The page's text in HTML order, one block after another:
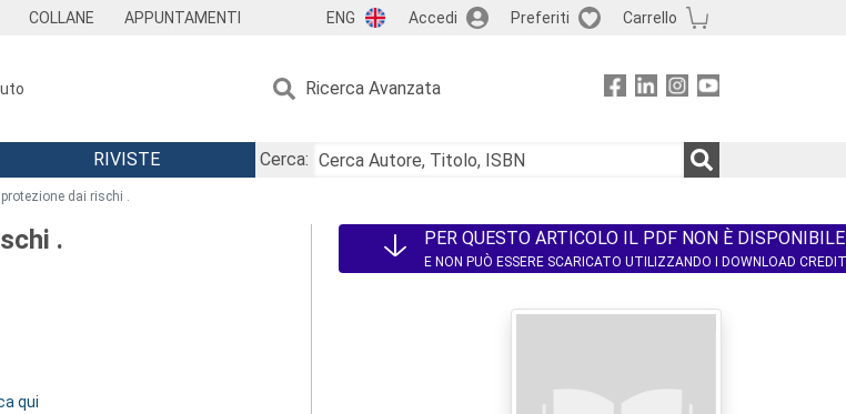
COLLANE APPUNTAMENTI ENG Accedi Preferiti Carrello
Ricerca Avanzata
RIVISTE
Cerca:
protezione dai rischi .
.
qui
PER QUESTO ARTICOLO IL PDF NON È DISPONIBILE
E NON PUÒ ESSERE SCARICATO UTILIZZANDO I DOWNLOAD CREDIT